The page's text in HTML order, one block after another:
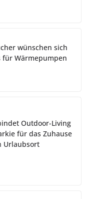
wünschen sich
für Wärmepumpen
Outdoor-Living
für das Zuhause
Urlaubsort